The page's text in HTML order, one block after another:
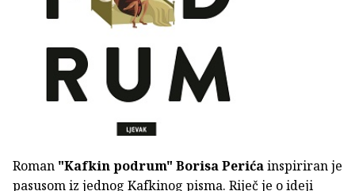
Roman "Kafkin podrum" Borisa Perićainspiriran je
pasusom iz jednog Kafkinog pisma. Riječ je o ideji